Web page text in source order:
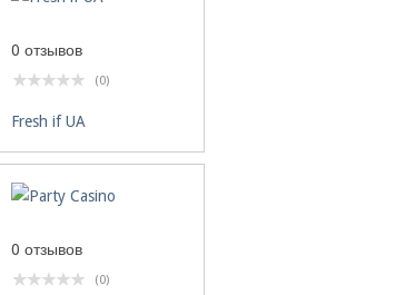
0 отзывов
(0)
Fresh if UA
0 отзывов
(0)